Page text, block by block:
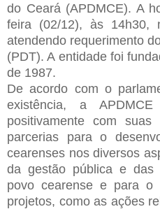
do Ceará (APDMCE). A
feira (02/12), às 14h30,
atendendo requerimento
(PDT). A entidade foi
de 1987.
De acordo com o
existência, a
positivamente com
parcerias para o
cearenses nos diversos
da gestão pública e das
povo cearense e para o
projetos, como as ações